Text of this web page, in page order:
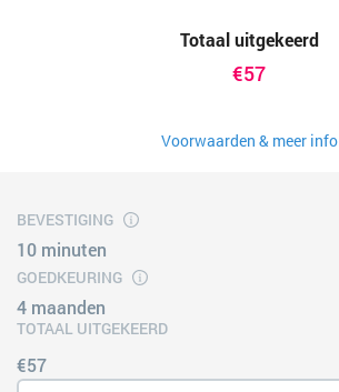
Totaal uitgekeerd
€57
Voorwaarden & meer info
BEVESTIGING
10 minuten
GOEDKEURING
4 maanden
TOTAAL UITGEKEERD
€57